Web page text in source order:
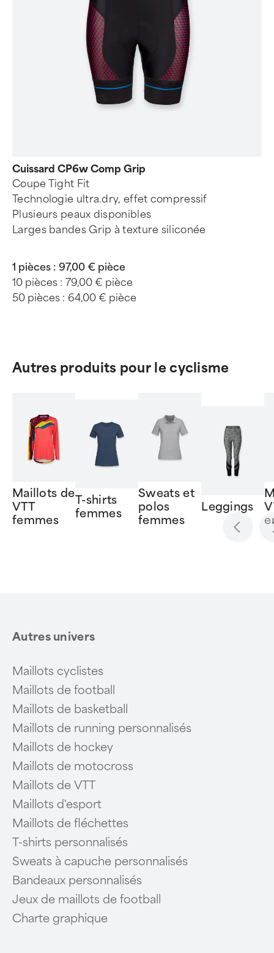
Cuissard CP6w Comp Grip
Coupe Tight Fit
Technologie ultra.dry, effet compressif
Plusieurs peaux disponibles
Larges bandes Grip à texture siliconée
1 pièces : 97,00 € pièce
10 pièces : 79,00 € pièce
50 pièces : 64,00 € pièce
Autres produits pour le cyclisme
Maillots de
VTT
femmes
T-shirts
femmes
Sweats et
polos
femmes
Leggings
Autres univers
Maillots cyclistes
Maillots de football
Maillots de basketball
Maillots de running personnalisés
Maillots de hockey
Maillots de motocross
Maillots de VTT
Maillots d'esport
Maillots de fléchettes
T-shirts personnalisés
Sweats à capuche personnalisés
Bandeaux personnalisés
Jeux de maillots de football
Charte graphique